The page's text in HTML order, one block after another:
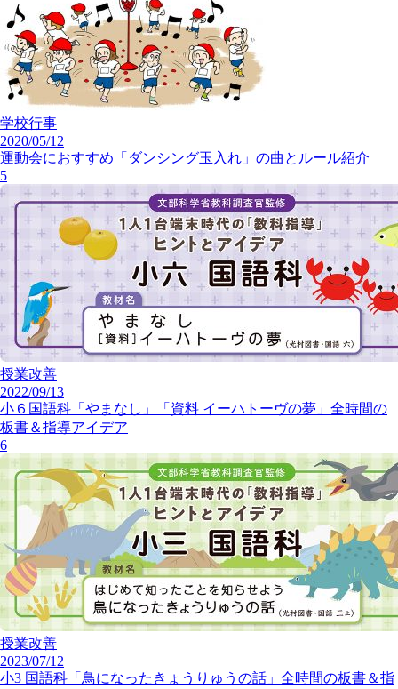
学校行事
2020/05/12
運動会におすすめ「ダンシング玉入れ」の曲とルール紹介
5
授業改善
2022/09/13
小６国語科「やまなし」「資料 イーハトーヴの夢」全時間の
板書＆指導アイデア
6
授業改善
2023/07/12
小3 国語科「鳥になったきょうりゅうの話」全時間の板書＆指